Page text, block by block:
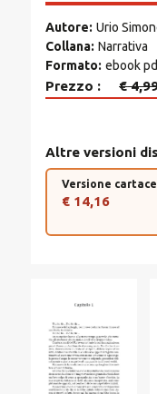
Autore Urio
Collana Narrativa
Formato ebook
Prezzo €
Altre versioni
Versione
€ 14,16